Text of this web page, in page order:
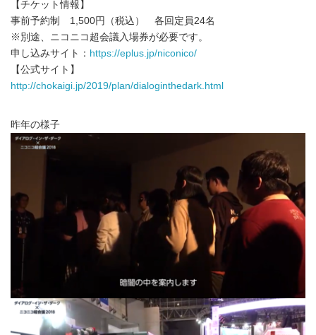
【チケット情報】
事前予約制 1,500円（税込） 各回定員24名
※別途、ニコニコ超会議入場券が必要です。
申し込みサイト： https://eplus.jp/niconico/
【公式サイト】
http://chokaigi.jp/2019/plan/dialoginthedark.html
昨年の様子